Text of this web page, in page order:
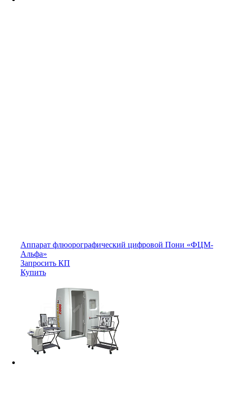
Аппарат флюорографический цифровой Пони «ФЦМ-
Альфа»
Запросить КП
Купить